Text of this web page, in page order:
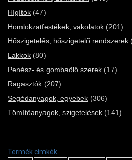
Hígítók (47)
Homlokzatfestékek, vakolatok (201)
Hőszigetelés, hőszigetelő rendszerek
Lakkok (80)
Penész- és gombaölő szerek (17)
Ragasztók (207)
Segédanyagok, egyebek (306)
Tömítőanyagok, szigetelések (141)
Termék címkék